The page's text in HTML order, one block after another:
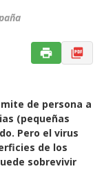
de persona a
(pequeñas
Pero el virus
de los
sobrevivir